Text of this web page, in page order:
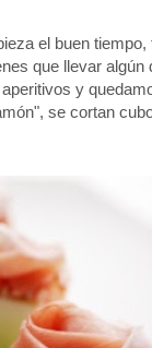
el buen
que llevar algún
y
se cortan